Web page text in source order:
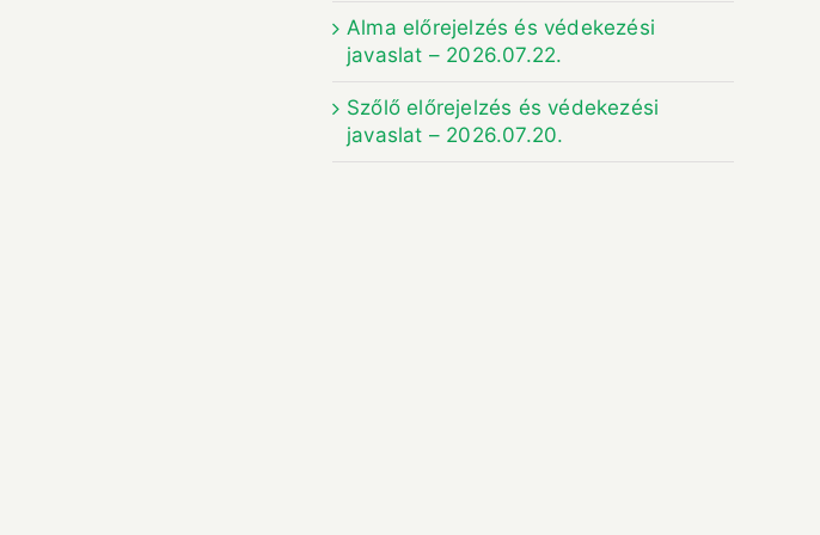
Alma előrejelzés és védekezési
javaslat – 2026.07.22.
Szőlő előrejelzés és védekezési
javaslat – 2026.07.20.